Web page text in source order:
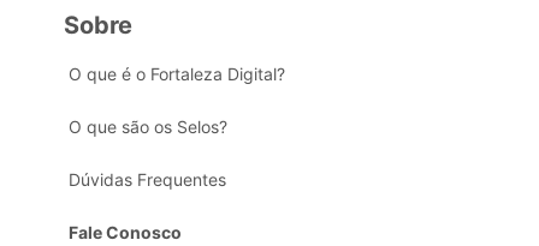
Sobre
O que é o Fortaleza Digital?
O que são os Selos?
Dúvidas Frequentes
Fale Conosco